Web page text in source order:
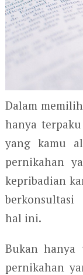
Dalam
hanya
yang kamu
pernikahan
kepribadian
berkonsultasi
hal ini.
Bukan hanya
pernikahan